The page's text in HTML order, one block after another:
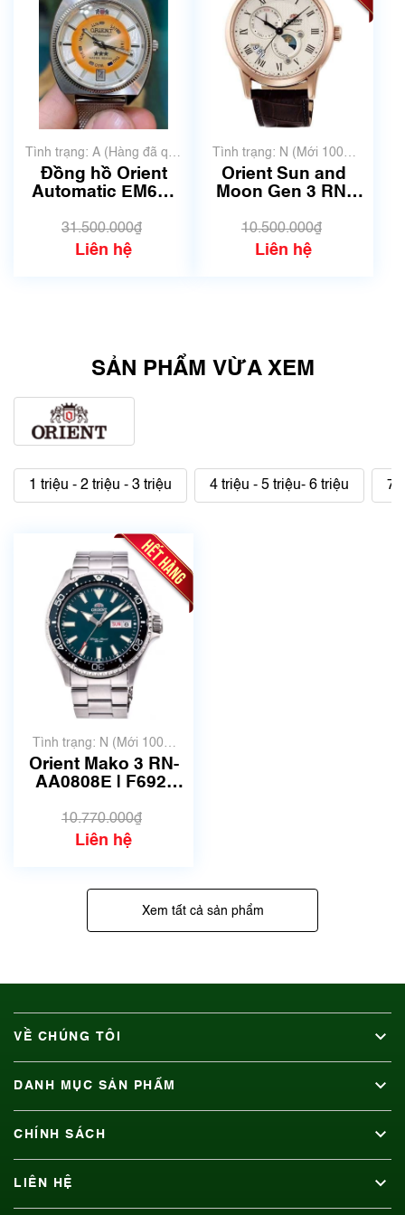
Tình trạng: A (Hàng đã qua
sử dụng nhưng rất đẹp,
không có xước)
Đồng hồ Orient
Automatic EM6C-
hồ nhật | Quang
Lâm.
31.500.000₫
Liên hệ
Tình trạng: N (Mới 100%
chưa qua sử dụng)
Orient Sun and
Moon Gen 3 RN-
42mm | Mã số 6397
10.500.000₫
Liên hệ
SẢN PHẨM VỪA XEM
1 triệu - 2 triệu - 3 triệu 4 triệu - 5 triệu- 6 triệu 7
Tình trạng: N (Mới 100%
chưa qua sử dụng)
Orient Mako 3 RN-
AA0808E | F692-
41.5mm | Mã số
6756
10.770.000₫
Liên hệ
Xem tất cả sản phẩm
VỀ CHÚNG TÔI
DANH MỤC SẢN PHẨM
CHÍNH SÁCH
LIÊN HỆ